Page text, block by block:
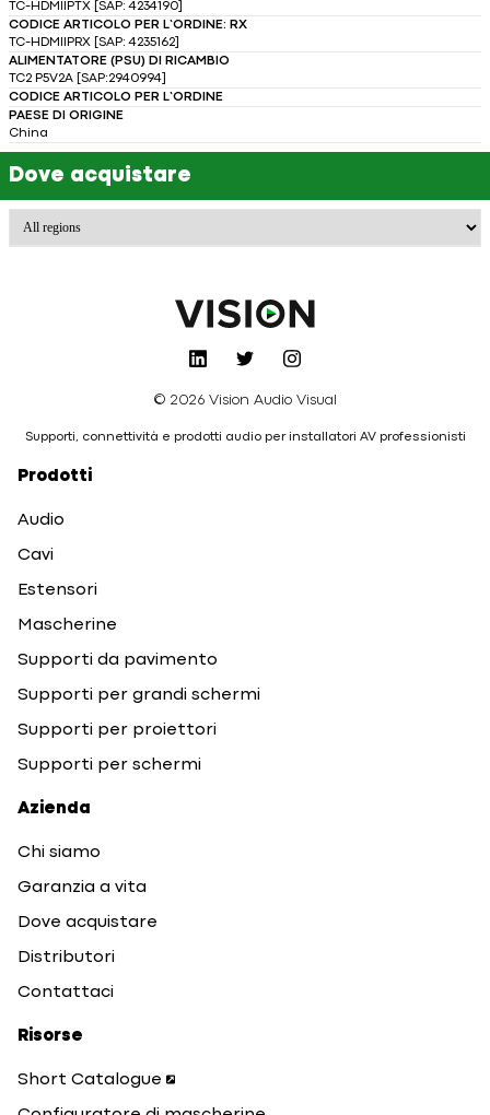
TC-HDMIIPTX [SAP: 4234190]
CODICE ARTICOLO PER L’ORDINE: RX
TC-HDMIIPRX [SAP: 4235162]
ALIMENTATORE (PSU) DI RICAMBIO
TC2 P5V2A [SAP:2940994]
CODICE ARTICOLO PER L’ORDINE
PAESE DI ORIGINE
China
Dove acquistare
© 2026 Vision Audio Visual
Supporti, connettività e prodotti audio per installatori AV professionisti
Prodotti
Audio
Cavi
Estensori
Mascherine
Supporti da pavimento
Supporti per grandi schermi
Supporti per proiettori
Supporti per schermi
Azienda
Chi siamo
Garanzia a vita
Dove acquistare
Distributori
Contattaci
Risorse
Short Catalogue